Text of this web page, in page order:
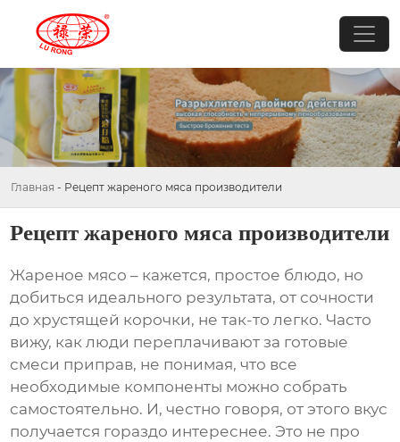
Главная - Рецепт жареного мяса производители
Рецепт жареного мяса производители
Жареное мясо – кажется, простое блюдо, но
добиться идеального результата, от сочности
до хрустящей корочки, не так-то легко. Часто
вижу, как люди переплачивают за готовые
смеси приправ, не понимая, что все
необходимые компоненты можно собрать
самостоятельно. И, честно говоря, от этого вкус
получается гораздо интереснее. Это не про